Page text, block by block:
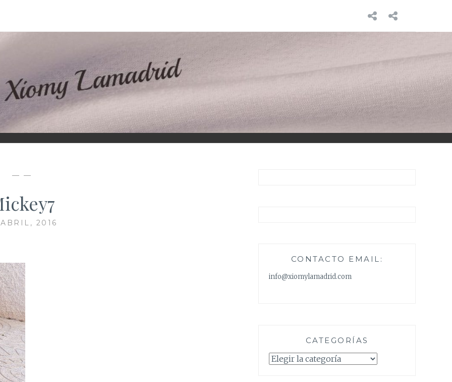
INICIO
— —
2016
CONTACTO EMAIL:
info@xiomylamadrid.com
CATEGORÍAS
Categorías